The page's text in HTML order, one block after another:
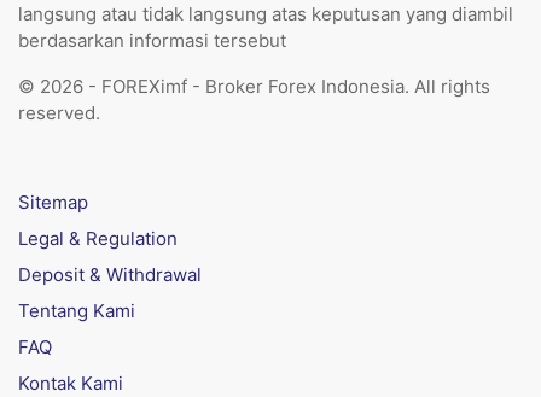
langsung atau tidak langsung atas keputusan yang diambil
berdasarkan informasi tersebut
© 2026 - FOREXimf - Broker Forex Indonesia. All rights
reserved.
Sitemap
Legal & Regulation
Deposit & Withdrawal
Tentang Kami
FAQ
Kontak Kami